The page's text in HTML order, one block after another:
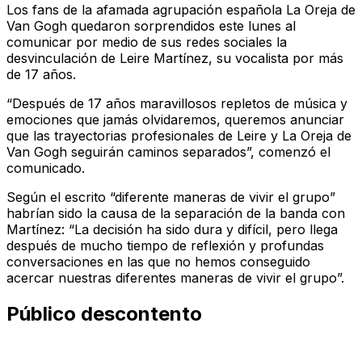
Los fans de la afamada agrupación española La Oreja de
Van Gogh quedaron sorprendidos este lunes al
comunicar por medio de sus redes sociales la
desvinculación de Leire Martínez, su vocalista por más
de 17 años.
“Después de 17 años maravillosos repletos de música y
emociones que jamás olvidaremos, queremos anunciar
que las trayectorias profesionales de Leire y La Oreja de
Van Gogh seguirán caminos separados”, comenzó el
comunicado.
Según el escrito “diferente maneras de vivir el grupo”
habrían sido la causa de la separación de la banda con
Martínez: “La decisión ha sido dura y difícil, pero llega
después de mucho tiempo de reflexión y profundas
conversaciones en las que no hemos conseguido
acercar nuestras diferentes maneras de vivir el grupo”.
Público descontento